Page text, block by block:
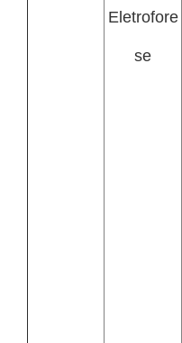
Eletrofore
se